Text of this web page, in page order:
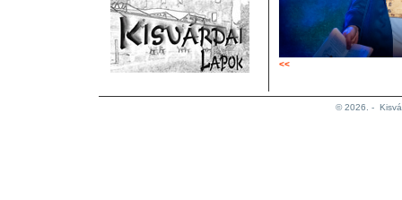
<<
© 2026. -